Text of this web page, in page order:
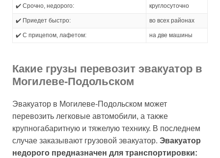
✔️ Срочно, недорого: круглосуточно
✔️ Приедет быстро: во всех районах
✔️ С прицепом, лафетом: на две машины
Какие грузы перевозит эвакуатор в
Могилеве-Подольском
Эвакуатор в Могилеве-Подольском может
перевозить легковые автомобили, а также
крупногабаритную и тяжелую технику. В последнем
случае заказывают грузовой эвакуатор. Эвакуатор
недорого предназначен для транспортировки: